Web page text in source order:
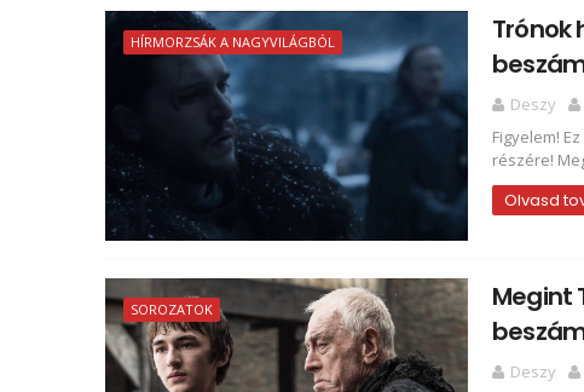
HÍRMORZSÁK A NAGYVILÁGBÓL
Trónok
Deszy
Figyelem!
részére!
Olvasd
SOROZATOK
Megint
Deszy